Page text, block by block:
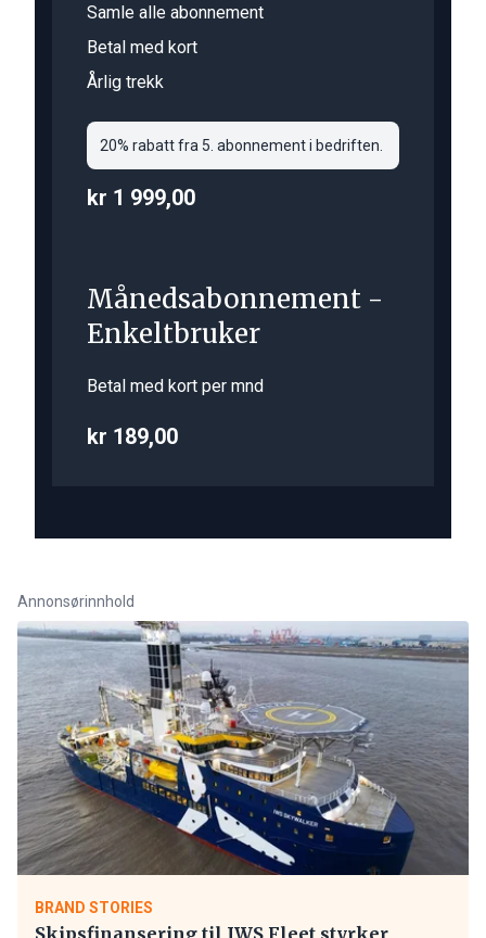
Samle alle abonnement
Betal med kort
Årlig trekk
20% rabatt fra 5. abonnement i bedriften.
kr 1 999,00
Månedsabonnement -
Enkeltbruker
Betal med kort per mnd
kr 189,00
Annonsørinnhold
BRAND STORIES
Skipsfinansering til IWS Fleet styrker